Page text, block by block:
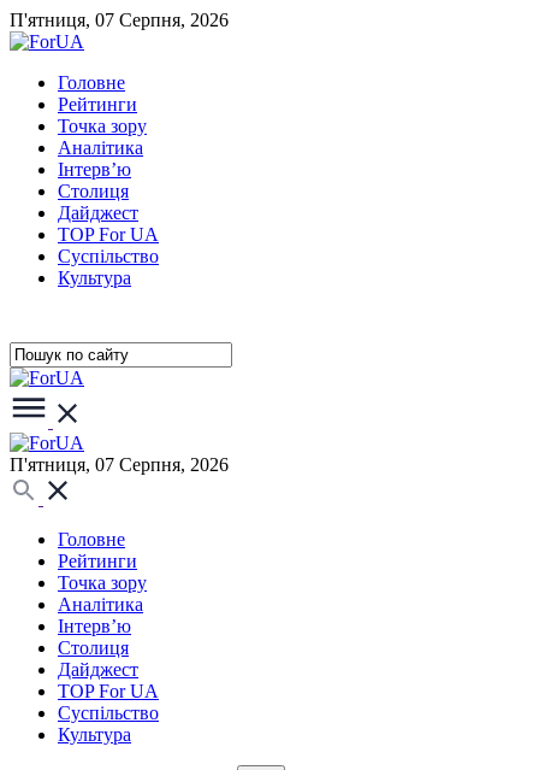
П'ятниця, 07 Серпня, 2026
Головне
Рейтинги
Точка зору
Аналітика
Інтерв’ю
Столиця
Дайджест
TOP For UA
Суспiльство
Культура
П'ятниця, 07 Серпня, 2026
Головне
Рейтинги
Точка зору
Аналітика
Інтерв’ю
Столиця
Дайджест
TOP For UA
Суспiльство
Культура